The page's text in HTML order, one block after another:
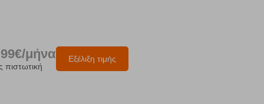
Εξέλιξη τιμής
μήνα
πιστωτική